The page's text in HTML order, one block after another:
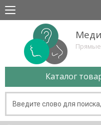
Прямые
Каталог